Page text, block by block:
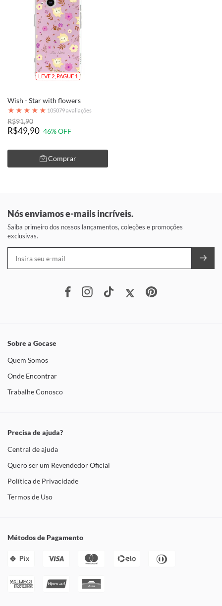
LEVE 2, PAGUE 1
Wish - Star with flowers
★ ★ ★ ★ ★ 105079 avaliações
R$91,90
R$49,90 46% OFF
Comprar
Nós enviamos e-mails incríveis.
Saiba primeiro dos nossos lançamentos, coleções e promoções
exclusivas.
Sobre a Gocase
Quem Somos
Onde Encontrar
Trabalhe Conosco
Precisa de ajuda?
Central de ajuda
Quero ser um Revendedor Oficial
Política de Privacidade
Termos de Uso
Métodos de Pagamento
Pix